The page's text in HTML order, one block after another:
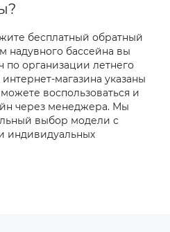
бесплатный обратный
надувного бассейна вы
по организации летнего
магазина указаны
воспользоваться и
через менеджера. Мы
выбор модели с
индивидуальных